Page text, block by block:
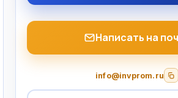
Написать на
info@invprom.ru